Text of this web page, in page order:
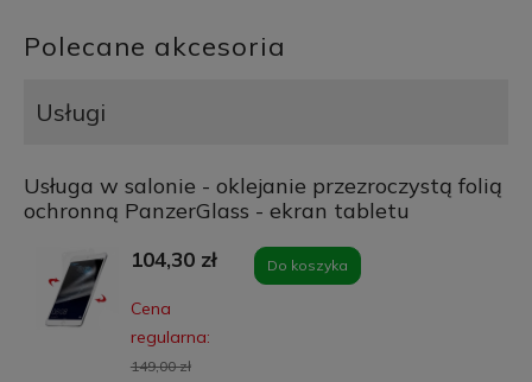
Polecane akcesoria
Usługi
Usługa w salonie - oklejanie przezroczystą folią
ochronną PanzerGlass - ekran tabletu
104,30 zł
Cena
regularna:
149,00 zł
Do koszyka